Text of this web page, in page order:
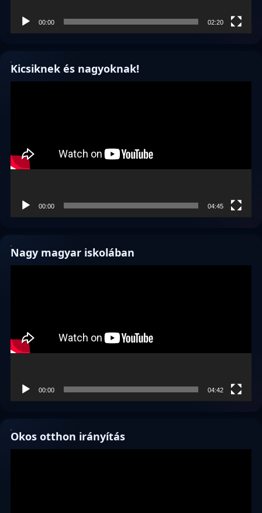
00:00 02:20
Kicsiknek és nagyoknak!
00:00 04:45
Nagy magyar iskolában
00:00 04:42
Okos otthon irányítás